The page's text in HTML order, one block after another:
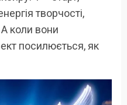
творчості,
А коли вони
посилюється, як